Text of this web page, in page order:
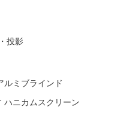
投影
ルミブラインド
ハニカムスクリーン